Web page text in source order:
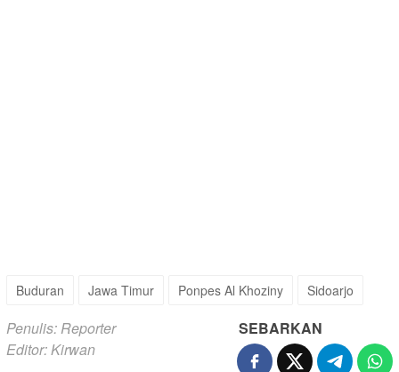
Buduran Jawa Timur Ponpes Al Khoziny Sidoarjo
Penulis: Reporter
Editor: Kirwan
SEBARKAN